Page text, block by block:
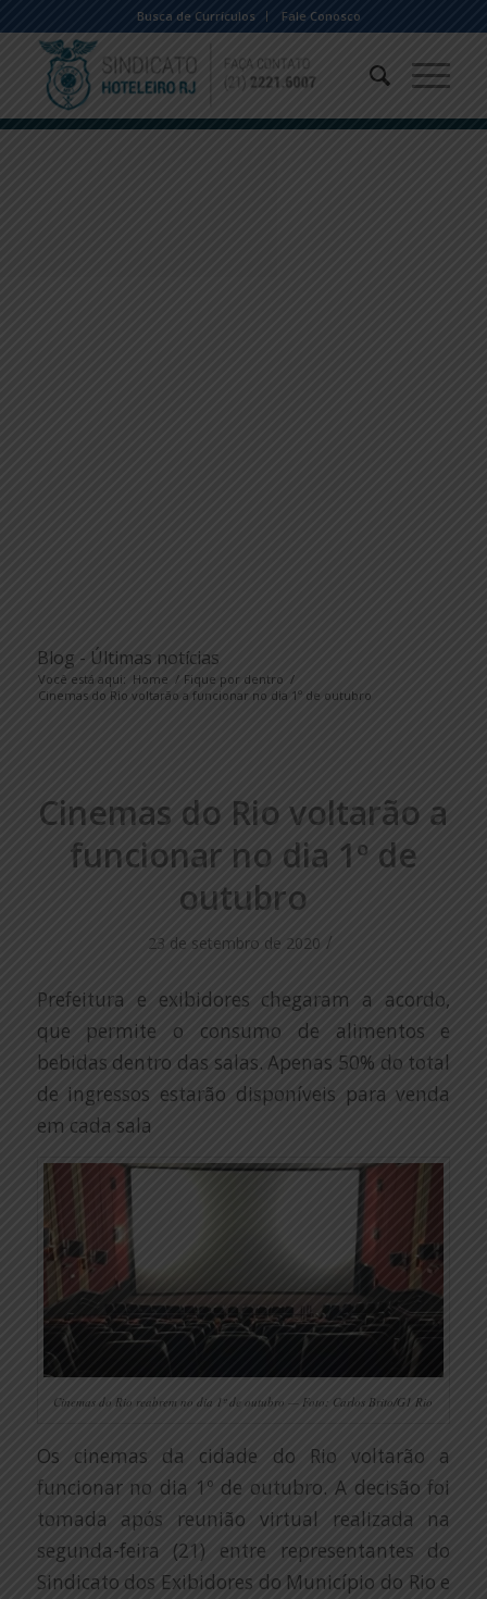
Busca de Currículos Fale Conosco
Blog - Últimas notícias
Você está aqui: Home / Fique por dentro /
Cinemas do Rio voltarão a funcionar no dia 1º de outubro
Cinemas do Rio voltarão a
funcionar no dia 1º de
outubro
23 de setembro de 2020 /
Prefeitura e exibidores chegaram a acordo,
que permite o consumo de alimentos e
bebidas dentro das salas. Apenas 50% do total
de ingressos estarão disponíveis para venda
em cada sala
Cinemas do Rio reabrem no dia 1º de outubro — Foto: Carlos Brito/G1 Rio
Os cinemas da cidade do Rio voltarão a
funcionar no dia 1º de outubro. A decisão foi
tomada após reunião virtual realizada na
segunda-feira (21) entre representantes do
Sindicato dos Exibidores do Município do Rio e